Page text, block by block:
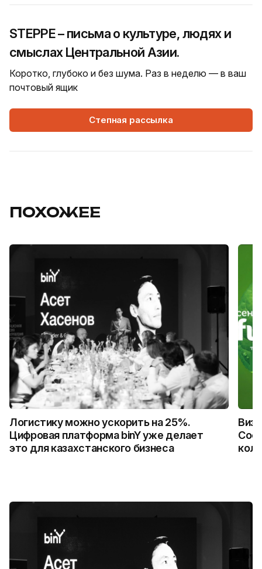
STEPPE – письма о культуре, людях и
смыслах Центральной Азии.
Коротко, глубоко и без шума. Раз в неделю — в ваш
почтовый ящик
Степная рассылка
ПОХОЖЕЕ
Логистику можно ускорить на 25%.
Цифровая платформа binY уже делает
это для казахстанского бизнеса